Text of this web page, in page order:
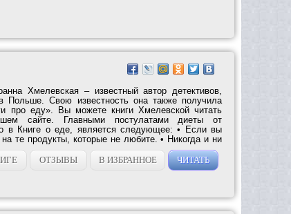
Хмелевская – известный автор детективов,
Польше. Свою известность она также получила
про еду». Вы можете книги Хмелевской читать
сайте. Главными постулатами диеты от
в Книге о еде, является следующее: • Если вы
те продукты, которые не любите. • Никогда и ни
ОТЗЫВЫ В ИЗБРАННОЕ ЧИТАТЬ